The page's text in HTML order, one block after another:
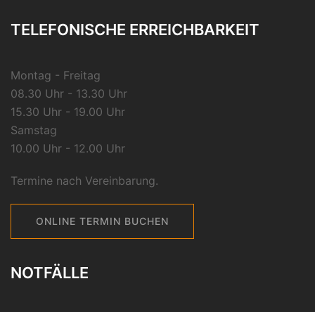
TELEFONISCHE ERREICHBARKEIT
Montag - Freitag
08.30 Uhr - 13.30 Uhr
15.30 Uhr - 19.00 Uhr
Samstag
10.00 Uhr - 12.00 Uhr
Termine nach Vereinbarung.
ONLINE TERMIN BUCHEN
NOTFÄLLE